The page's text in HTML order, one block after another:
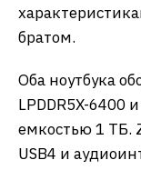
братом.
Оба ноутбука
LPDDR5X-6400
емкостью 1 ТБ.
USB4 и